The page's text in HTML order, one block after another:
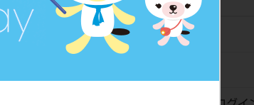
品目コード 206510135MI-7